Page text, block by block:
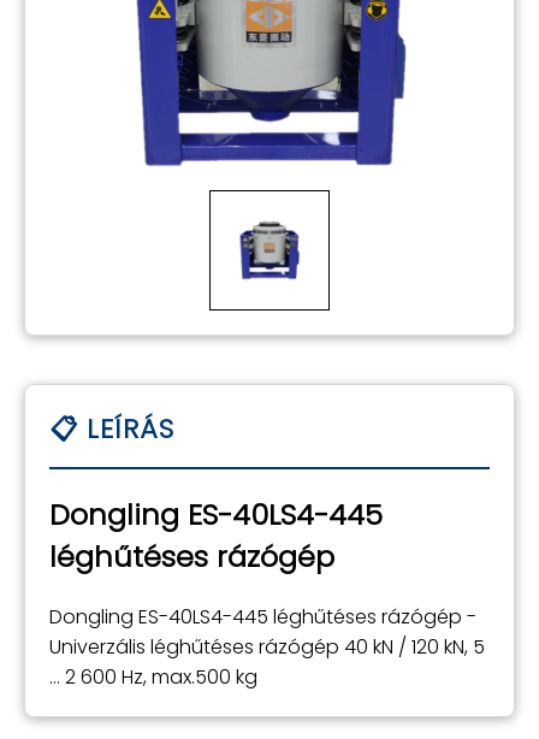
Dongling ES-40LS4-445
léghűtéses rázógép
Dongling ES-40LS4-445 léghűtéses rázógép -
Univerzális léghűtéses rázógép 40 kN / 120 kN, 5
... 2 600 Hz, max.500 kg